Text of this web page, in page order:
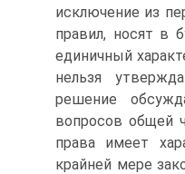
исключение из
правил, носят в
единичный
нельзя
решение
вопросов общей
права имеет
крайней мере